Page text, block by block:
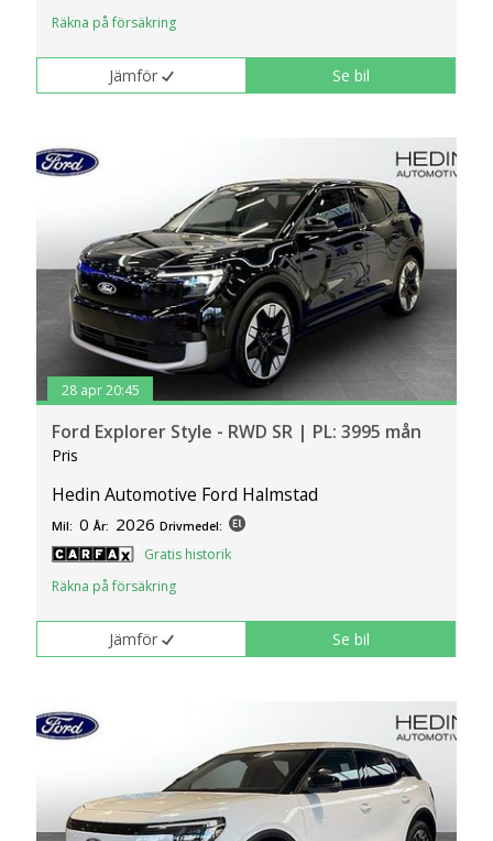
Räkna på försäkring
Jämför Se bil
28 apr 20:45
Ford Explorer Style - RWD SR | PL: 3995 mån
Pris
Hedin Automotive Ford Halmstad
Mil: 0 År: 2026 Drivmedel:
Gratis historik
Räkna på försäkring
Jämför Se bil